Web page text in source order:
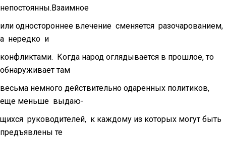
непостоянны.Взаимное
или одностороннее влечение сменяется разочарованием,
а нередко и
конфликтами. Когда народ оглядывается в прошлое, то
обнаруживает там
весьма немного действительно одаренных политиков,
еще меньше выдаю-
щихся руководителей, к каждому из которых могут быть
предъявлены те